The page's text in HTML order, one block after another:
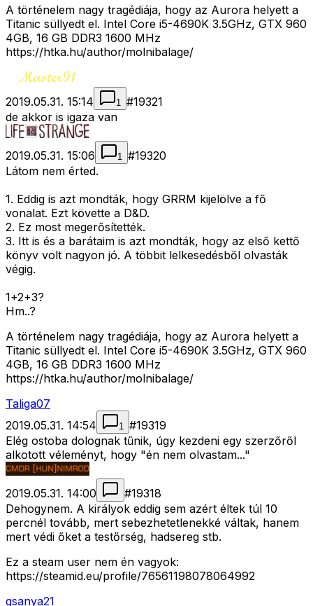
A történelem nagy tragédiája, hogy az Aurora helyett a
Titanic süllyedt el. Intel Core i5-4690K 3.5GHz, GTX 960
4GB, 16 GB DDR3 1600 MHz
https://htka.hu/author/molnibalage/
2019.05.31. 15:14 1 #19321
de akkor is igaza van
2019.05.31. 15:06 1 #19320
Látom nem érted.
1. Eddig is azt mondták, hogy GRRM kijelölve a fő
vonalat. Ezt követte a D&D.
2. Ez most megerősítették.
3. Itt is és a barátaim is azt mondták, hogy az első kettő
könyv volt nagyon jó. A többit lelkesedésből olvasták
végig.
1+2+3?
Hm..?
A történelem nagy tragédiája, hogy az Aurora helyett a
Titanic süllyedt el. Intel Core i5-4690K 3.5GHz, GTX 960
4GB, 16 GB DDR3 1600 MHz
https://htka.hu/author/molnibalage/
Taliga07
2019.05.31. 14:54
1 #19319
Elég ostoba dolognak tűnik, úgy kezdeni egy szerzőről
alkotott véleményt, hogy "én nem olvastam..."
2019.05.31. 14:00 #19318
Dehogynem. A királyok eddig sem azért éltek túl 10
percnél tovább, mert sebezhetetlenekké váltak, hanem
mert védi őket a testőrség, hadsereg stb.
Ez a steam user nem én vagyok:
https://steamid.eu/profile/76561198078064992
gsanya21